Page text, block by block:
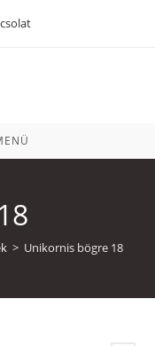
> Unikornis bögre 18